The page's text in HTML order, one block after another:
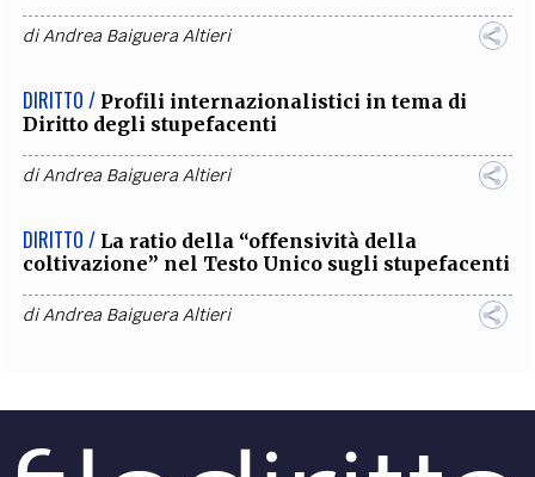
diAndrea Baiguera Altieri
DIRITTO / Profili internazionalistici in tema di
Diritto degli stupefacenti
diAndrea Baiguera Altieri
DIRITTO / La ratio della “offensività della
coltivazione” nel Testo Unico sugli stupefacenti
diAndrea Baiguera Altieri